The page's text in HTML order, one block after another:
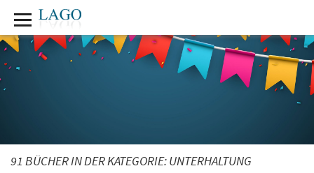
91 BÜCHER IN DER KATEGORIE:UNTERHALTUNG